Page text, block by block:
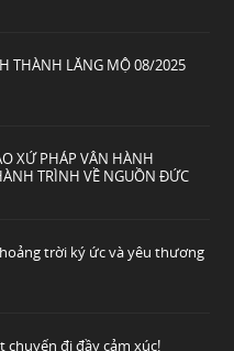
THÀNH LĂNG MỘ 08/2025
XỨ PHÁP VÂN HÀNH
TRÌNH VỀ NGUỒN ĐỨC
trời ký ức và yêu thương
chuyến đi đầy cảm xúc!